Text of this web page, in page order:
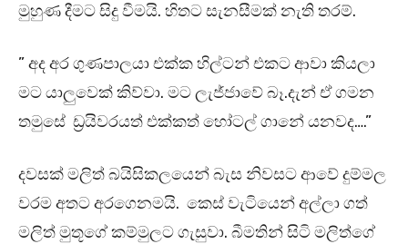
මුහුණ දීමට සිදු වීමයි. හිතට සැනසීමක් නැති තරම්.
” අද අර ගුණපාලයා එක්ක හිල්ටන් එකට ආවා කියලා
මට යාලුවෙක් කිව්වා. මට ලැජ්ජාවේ බෑ.දැන් ඒ ගමන
තමුසේ ඩ්‍රයිවරයත් එක්කත් හෝටල් ගානේ යනවද….”
දවසක් මලිත් බයිසිකලයෙන් බැස නිවසට ආවේ දුම්මල
වරම අතට අරගෙනමයි. කෙස් වැටියෙන් අල්ලා ගත්
මලිත් මුතූගේ කම්මුලට ගැසුවා. බීමතින් සිටි මලිත්ගේ